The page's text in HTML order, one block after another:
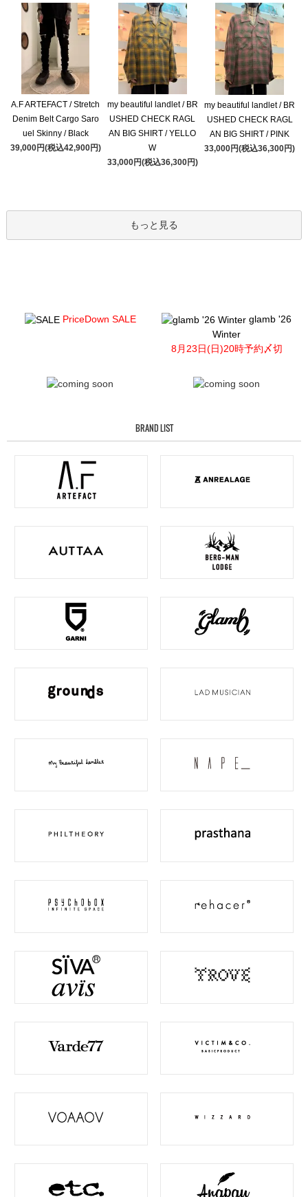
A.F ARTEFACT / Stretch
Denim Belt Cargo Saro
uel Skinny / Black
39,000円(税込42,900円)
my beautiful landlet / BR
USHED CHECK RAGL
AN BIG SHIRT / YELLO
W
33,000円(税込36,300円)
my beautiful landlet / BR
USHED CHECK RAGL
AN BIG SHIRT / PINK
33,000円(税込36,300円)
もっと見る
PriceDown SALE
glamb '26
Winter
8月23日(日)20時予約〆切
BRAND LIST